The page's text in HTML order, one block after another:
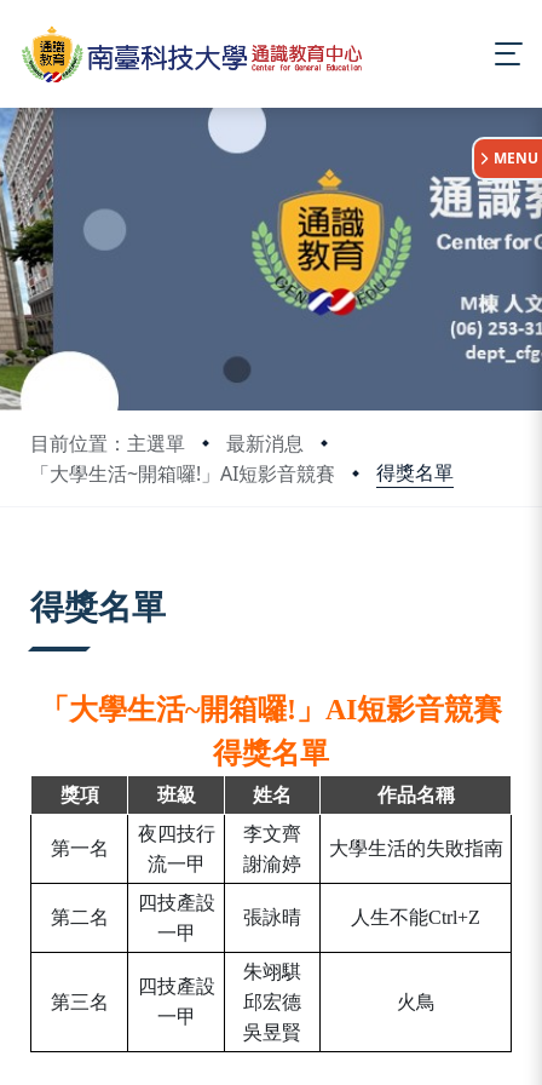
目前位置：主選單
最新消息
「大學生活~開箱囉!」AI短影音競賽
得獎名單
:::
MENU
得獎名單
「大學生活~開箱囉!」AI短影音競賽
得獎名單
獎項 班級 姓名 作品名稱
第一名
夜四技行
流一甲
李文齊
謝渝婷
大學生活的失敗指南
第二名
四技產設
一甲
張詠晴 人生不能Ctrl+Z
第三名
四技產設
一甲
朱翊騏
邱宏德
吳昱賢
火鳥